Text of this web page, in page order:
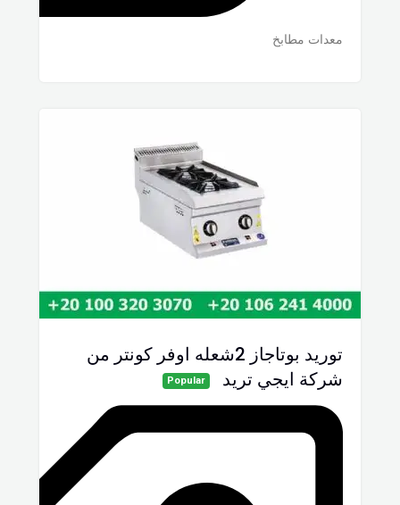
معدات مطابخ
توريد بوتاجاز 2شعله اوفر كونتر من
شركة ايجي تريد
Popular